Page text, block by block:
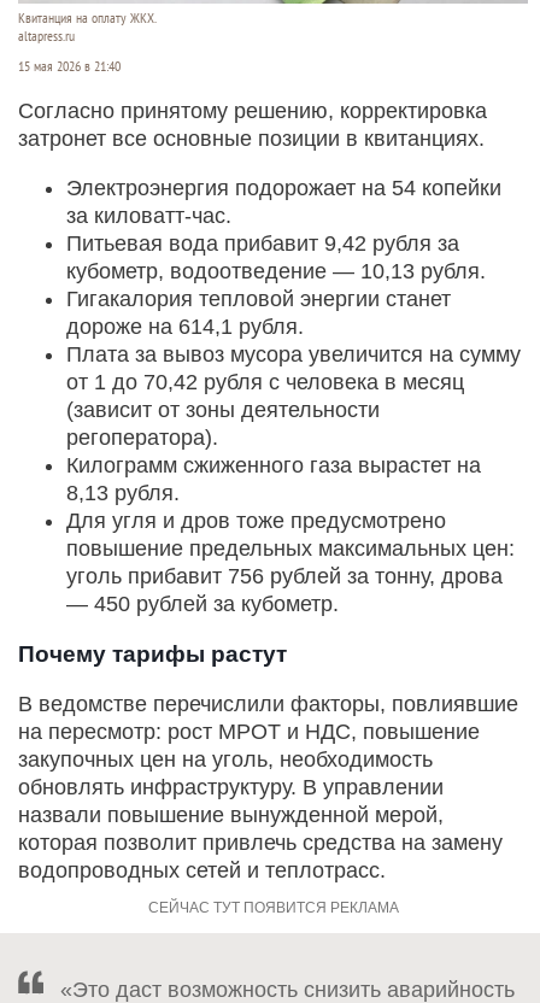
Квитанция на оплату ЖКХ.
altapress.ru
15 мая 2026 в 21:40
Согласно принятому решению, корректировка
затронет все основные позиции в квитанциях.
Электроэнергия подорожает на 54 копейки
за киловатт-час.
Питьевая вода прибавит 9,42 рубля за
кубометр, водоотведение — 10,13 рубля.
Гигакалория тепловой энергии станет
дороже на 614,1 рубля.
Плата за вывоз мусора увеличится на сумму
от 1 до 70,42 рубля с человека в месяц
(зависит от зоны деятельности
регоператора).
Килограмм сжиженного газа вырастет на
8,13 рубля.
Для угля и дров тоже предусмотрено
повышение предельных максимальных цен:
уголь прибавит 756 рублей за тонну, дрова
— 450 рублей за кубометр.
Почему тарифы растут
В ведомстве перечислили факторы, повлиявшие
на пересмотр: рост МРОТ и НДС, повышение
закупочных цен на уголь, необходимость
обновлять инфраструктуру. В управлении
назвали повышение вынужденной мерой,
которая позволит привлечь средства на замену
водопроводных сетей и теплотрасс.
«Это даст возможность снизить аварийность